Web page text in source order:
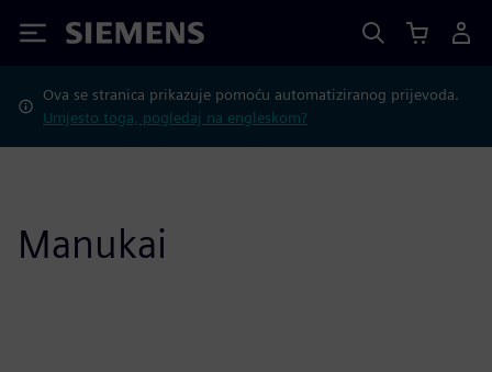
Siemens
Ova se stranica prikazuje pomoću automatiziranog prijevoda.
Umjesto toga, pogledaj na engleskom?
Manukai